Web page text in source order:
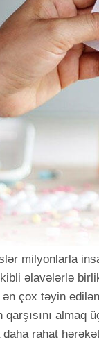
milyonlarla
əlavələrlə
ən çox təyin
qarşısını
rahat